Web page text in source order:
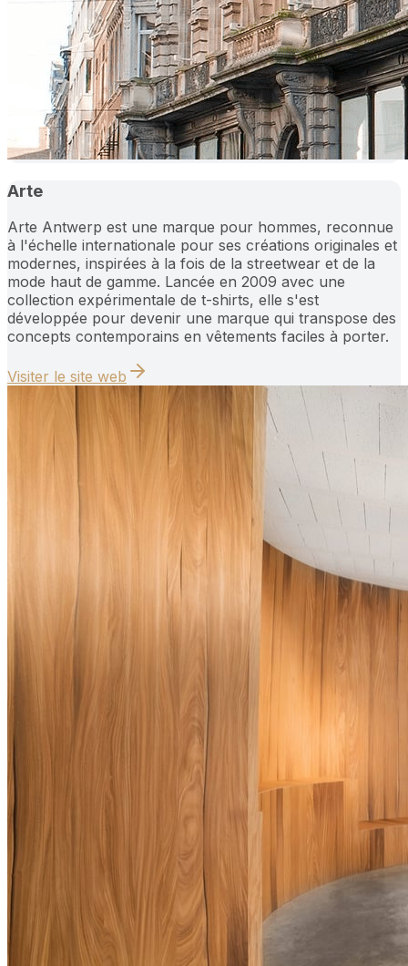
Arte
Arte Antwerp est une marque pour hommes, reconnue
à l'échelle internationale pour ses créations originales et
modernes, inspirées à la fois de la streetwear et de la
mode haut de gamme. Lancée en 2009 avec une
collection expérimentale de t-shirts, elle s'est
développée pour devenir une marque qui transpose des
concepts contemporains en vêtements faciles à porter.
Visiter le site web